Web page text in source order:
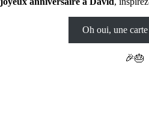
Oh oui, une carte
🎉🎂